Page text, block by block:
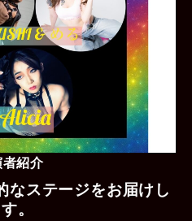
者紹介
なステージをお届けし
。